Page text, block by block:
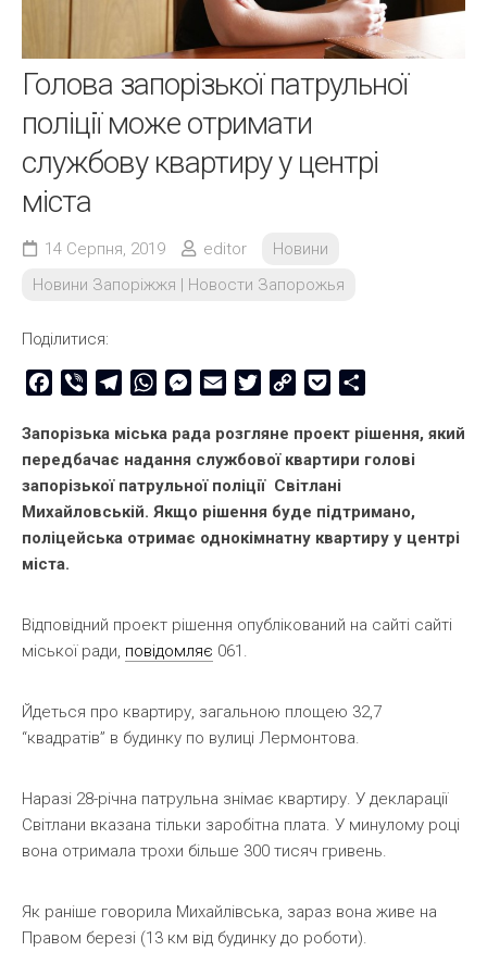
Голова запорізької патрульної
поліції може отримати
службову квартиру у центрі
міста
14 Серпня, 2019 editor
Новини
Новини Запоріжжя | Новости Запорожья
Поділитися:
Facebook
Viber TelegramWhatsAppMessenger
Email TwitterCopy
Pocket
Запорізька міська рада розгляне проект рішення, який
передбачає надання службової квартири голові
запорізької патрульної поліції Світлані
Михайловській. Якщо рішення буде підтримано,
поліцейська отримає однокімнатну квартиру у центрі
міста.
Відповідний проект рішення опублікований на сайті сайті
міської ради, повідомляє 061.
Йдеться про квартиру, загальною площею 32,7
“квадратів” в будинку по вулиці Лермонтова.
Наразі 28-річна патрульна знімає квартиру. У декларації
Світлани вказана тільки заробітна плата. У минулому році
вона отримала трохи більше 300 тисяч гривень.
Як раніше говорила Михайлівська, зараз вона живе на
Правом березі (13 км від будинку до роботи).